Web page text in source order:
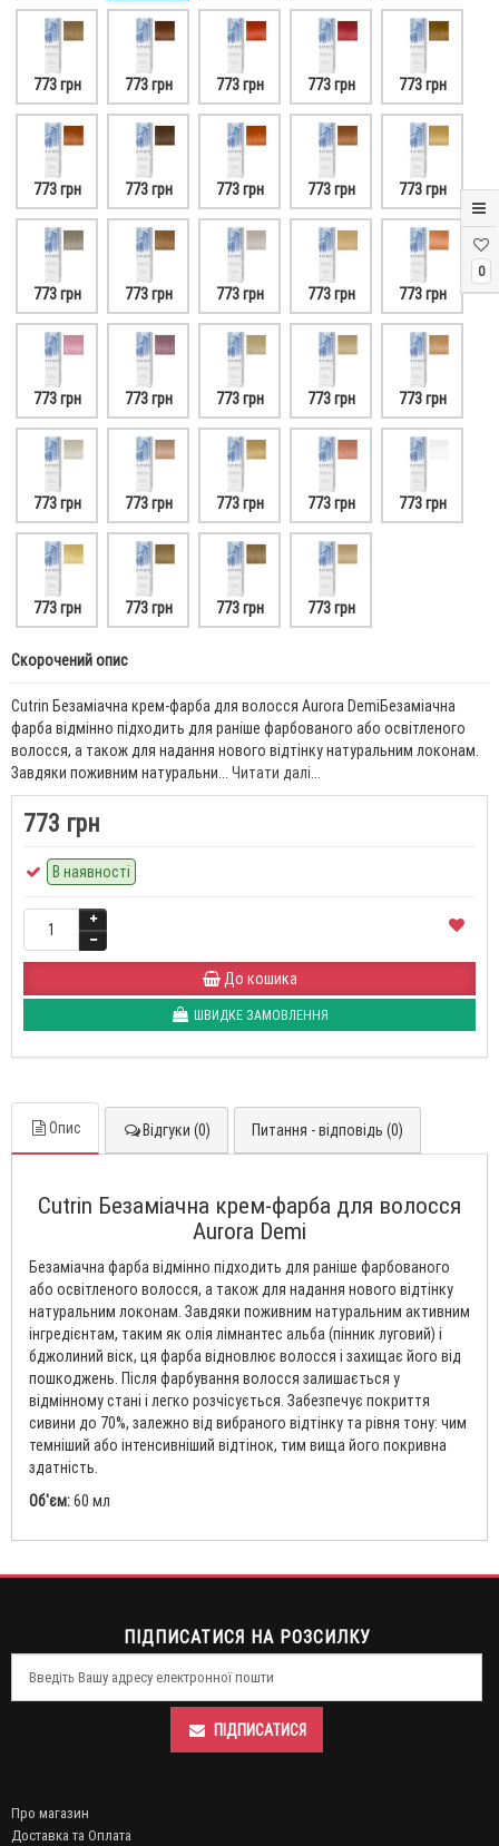
0
773 грн 773 грн 773 грн 773 грн 773 грн
773 грн 773 грн 773 грн 773 грн 773 грн
773 грн 773 грн 773 грн 773 грн 773 грн
773 грн 773 грн 773 грн 773 грн 773 грн
773 грн 773 грн 773 грн 773 грн 773 грн
773 грн 773 грн 773 грн 773 грн
Скорочений опис
Cutrin Безаміачна крем-фарба для волосся Aurora DemiБезаміачна
фарба відмінно підходить для раніше фарбованого або освітленого
волосся, а також для надання нового відтінку натуральним локонам.
Завдяки поживним натуральни... Читати далі...
773 грн
В наявності
До кошика
ШВИДКЕ ЗАМОВЛЕННЯ
Опис Відгуки (0) Питання - відповідь (0)
Cutrin Безаміачна крем-фарба для волосся
Aurora Demi
Безаміачна фарба відмінно підходить для раніше фарбованого
або освітленого волосся, а також для надання нового відтінку
натуральним локонам. Завдяки поживним натуральним активним
інгредієнтам, таким як олія лімнантес альба (пінник луговий) і
бджолиний віск, ця фарба відновлює волосся і захищає його від
пошкоджень. Після фарбування волосся залишається у
відмінному стані і легко розчісується. Забезпечує покриття
сивини до 70%, залежно від вибраного відтінку та рівня тону: чим
темніший або інтенсивніший відтінок, тим вища його покривна
здатність.
Об'єм:60 мл
ПІДПИСАТИСЯ НА РОЗСИЛКУ
ПІДПИСАТИСЯ
Про магазин
Доставка та Оплата